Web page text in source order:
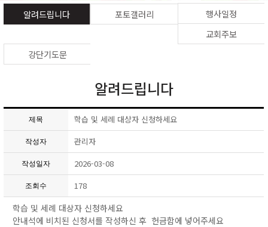
알려드립니다 포토갤러리
행사일정
교회주보
강단기도문
알려드립니다
제목 학습 및 세례 대상자 신청하세요
작성자 관리자
작성일자 2026-03-08
조회수 178
학습 및 세례 대상자 신청하세요
안내석에 비치된 신청서를 작성하신 후 헌금함에 넣어주세요